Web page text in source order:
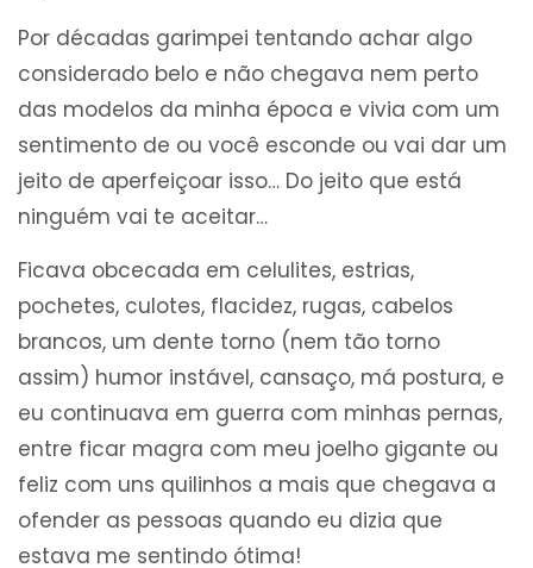
Por décadas garimpei tentando achar algo
considerado belo e não chegava nem perto
das modelos da minha época e vivia com um
sentimento de ou você esconde ou vai dar um
jeito de aperfeiçoar isso… Do jeito que está
ninguém vai te aceitar…
Ficava obcecada em celulites, estrias,
pochetes, culotes, flacidez, rugas, cabelos
brancos, um dente torno (nem tão torno
assim) humor instável, cansaço, má postura, e
eu continuava em guerra com minhas pernas,
entre ficar magra com meu joelho gigante ou
feliz com uns quilinhos a mais que chegava a
ofender as pessoas quando eu dizia que
estava me sentindo ótima!